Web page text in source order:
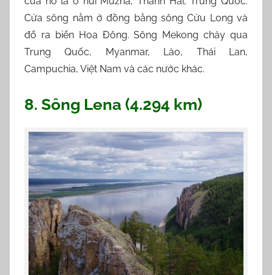
Cửa sông nằm ở đồng bằng sông Cửu Long và
đổ ra biển Hoa Đông. Sông Mekong chảy qua
Trung Quốc, Myanmar, Lào, Thái Lan,
Campuchia, Việt Nam và các nước khác.
8. Sông Lena (4.294 km)